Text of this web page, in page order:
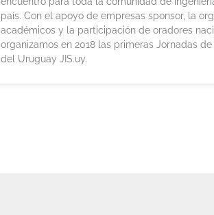
país. Con el apoyo de empresas sponsor, la
académicos y la participación de oradores
organizamos en 2018 las primeras Jornadas
del Uruguay JIS.uy.